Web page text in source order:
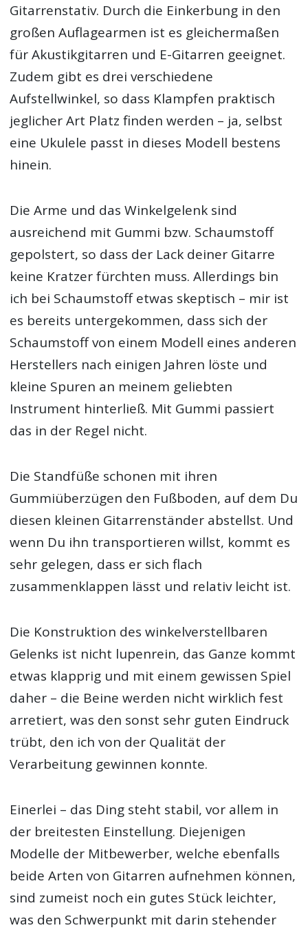
Gitarrenstativ. Durch die Einkerbung in den
großen Auflagearmen ist es gleichermaßen
für Akustikgitarren und E-Gitarren geeignet.
Zudem gibt es drei verschiedene
Aufstellwinkel, so dass Klampfen praktisch
jeglicher Art Platz finden werden – ja, selbst
eine Ukulele passt in dieses Modell bestens
hinein.
Die Arme und das Winkelgelenk sind
ausreichend mit Gummi bzw. Schaumstoff
gepolstert, so dass der Lack deiner Gitarre
keine Kratzer fürchten muss. Allerdings bin
ich bei Schaumstoff etwas skeptisch – mir ist
es bereits untergekommen, dass sich der
Schaumstoff von einem Modell eines anderen
Herstellers nach einigen Jahren löste und
kleine Spuren an meinem geliebten
Instrument hinterließ. Mit Gummi passiert
das in der Regel nicht.
Die Standfüße schonen mit ihren
Gummiüberzügen den Fußboden, auf dem Du
diesen kleinen Gitarrenständer abstellst. Und
wenn Du ihn transportieren willst, kommt es
sehr gelegen, dass er sich flach
zusammenklappen lässt und relativ leicht ist.
Die Konstruktion des winkelverstellbaren
Gelenks ist nicht lupenrein, das Ganze kommt
etwas klapprig und mit einem gewissen Spiel
daher – die Beine werden nicht wirklich fest
arretiert, was den sonst sehr guten Eindruck
trübt, den ich von der Qualität der
Verarbeitung gewinnen konnte.
Einerlei – das Ding steht stabil, vor allem in
der breitesten Einstellung. Diejenigen
Modelle der Mitbewerber, welche ebenfalls
beide Arten von Gitarren aufnehmen können,
sind zumeist noch ein gutes Stück leichter,
was den Schwerpunkt mit darin stehender